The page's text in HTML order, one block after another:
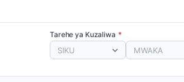
Tarehe ya Kuzaliwa
SIKU MWAKA